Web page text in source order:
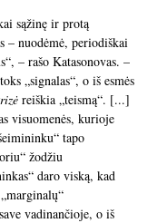
sąžinę ir protą
– nuodėmė, periodiškai
– rašo Katasonovas. –
„signalas“, o iš esmės
reiškia „teismą“. [...]
visuomenės, kurioje
tapo
žodžiu
daro viską, kad
vadinančioje, o iš